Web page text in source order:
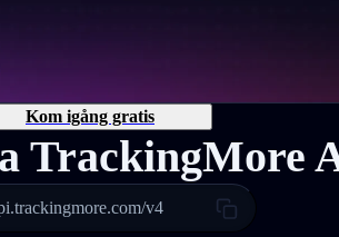
Kom igång gratis
TrackingMore
v4